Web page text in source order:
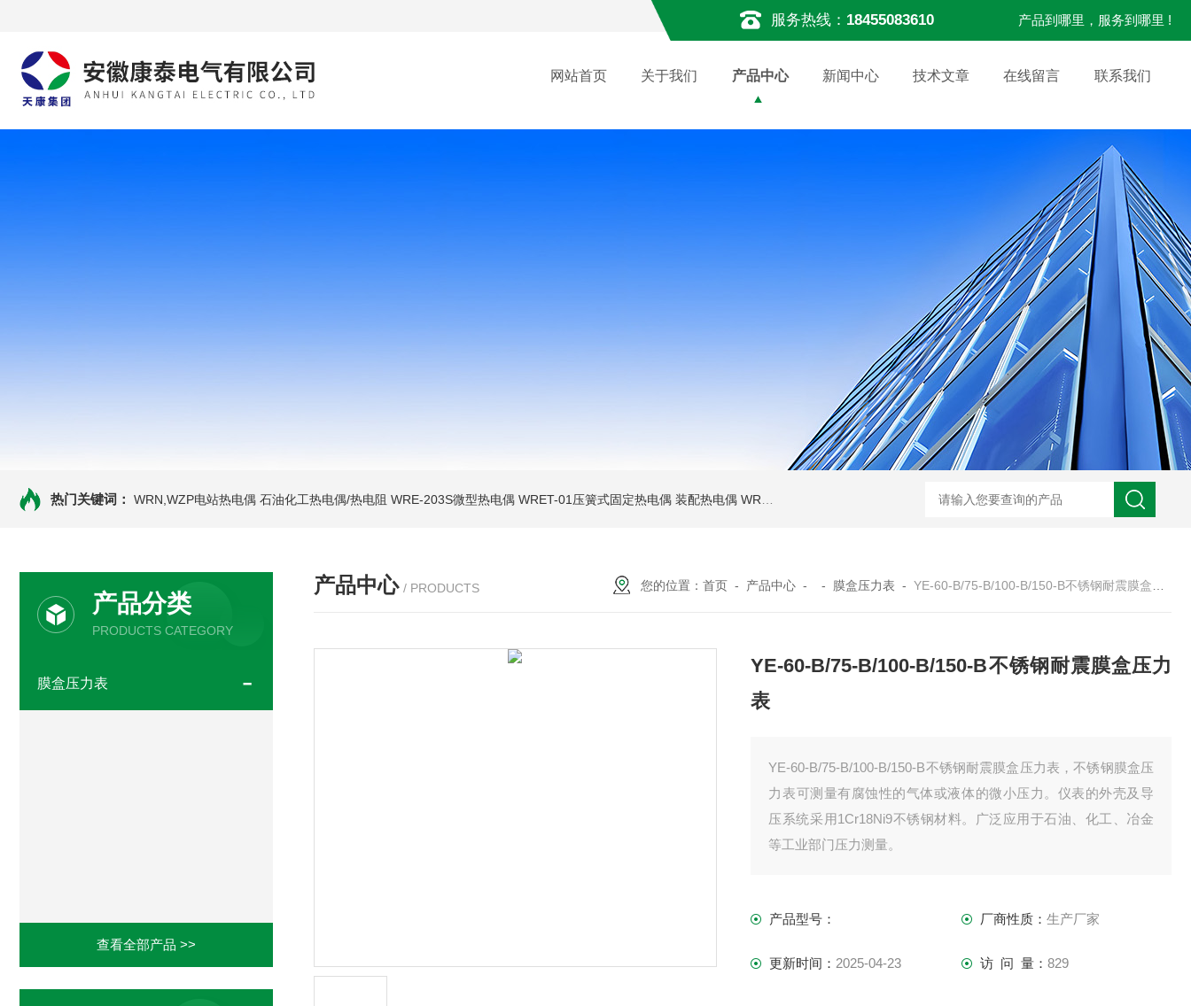
服务热线： 18455083610 产品到哪里，服务到哪里 !
网站首页 关于我们 产品中心 新闻中心 技术文章 在线留言 联系我们
热门关键词： WRN,WZP电站热电偶 石油化工热电偶/热电阻 WRE-203S微型热电偶 WRET-01压簧式固定热电偶 装配热电偶 WRP高温贵金属铂铑热电偶 WRN-530直角弯头热电偶 WRNK-231D炉管刀刃热电
产品分类
PRODUCTS CATEGORY
膜盒压力表
查看全部产品 >>
产品中心 / PRODUCTS 您的位置：首页 - 产品中心 - - 膜盒压力表 -YE-60-B/75-B/100-B/150-B不锈钢耐震膜盒压力表
YE-60-B/75-B/100-B/150-B不锈钢耐震膜盒压力
表
YE-60-B/75-B/100-B/150-B不锈钢耐震膜盒压力表，不锈钢膜盒压
力表可测量有腐蚀性的气体或液体的微小压力。仪表的外壳及导
压系统采用1Cr18Ni9不锈钢材料。广泛应用于石油、化工、冶金
等工业部门压力测量。
产品型号： 厂商性质： 生产厂家
更新时间： 2025-04-23 访 问 量： 829